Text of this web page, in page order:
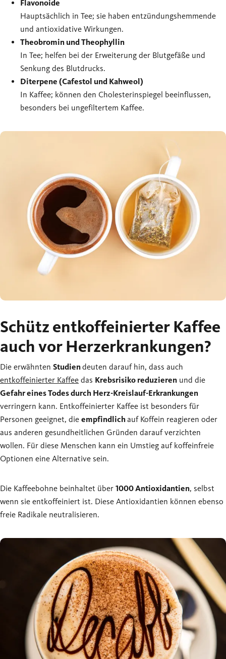
Flavonoide
Hauptsächlich in Tee; sie haben entzündungshemmende
und antioxidative Wirkungen.
Theobromin und Theophyllin
In Tee; helfen bei der Erweiterung der Blutgefäße und
Senkung des Blutdrucks.
Diterpene (Cafestol und Kahweol)
In Kaffee; können den Cholesterinspiegel beeinflussen,
besonders bei ungefiltertem Kaffee.
Schütz entkoffeinierter Kaffee
auch vor Herzerkrankungen?
Die erwähnten Studiendeuten darauf hin, dass auch
entkoffeinierter Kaffee das Krebsrisiko reduzieren und die
Gefahr eines Todes durch Herz-Kreislauf-Erkrankungen
verringern kann. Entkoffeinierter Kaffee ist besonders für
Personen geeignet, die empfindlich auf Koffein reagieren oder
aus anderen gesundheitlichen Gründen darauf verzichten
wollen. Für diese Menschen kann ein Umstieg auf koffeinfreie
Optionen eine Alternative sein.
Die Kaffeebohne beinhaltet über 1000 Antioxidantien, selbst
wenn sie entkoffeiniert ist. Diese Antioxidantien können ebenso
freie Radikale neutralisieren.